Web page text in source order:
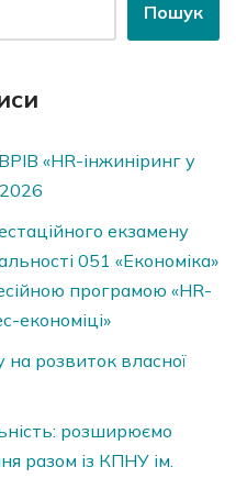
Пошук
«HR-інжиніринг у
екзамену
051 «Економіка»
програмою «HR-
економіці»
розвиток власної
розширюємо
разом із КПНУ ім.